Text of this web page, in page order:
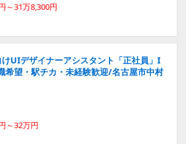
～31万8,300円
けUIデザイナーアシスタント「正社員」I
希望・駅チカ・未経験歓迎/名古屋市中村
～32万円